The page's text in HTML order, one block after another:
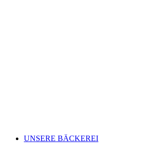
UNSERE BÄCKEREI